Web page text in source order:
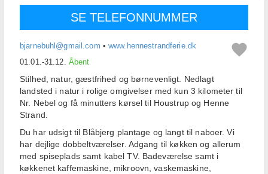
SE TELEFONNUMMER
bjarnebuhl@gmail.com •www.hennestrandferie.dk
01.01.-31.12. Åbent
Stilhed, natur, gæstfrihed og børnevenligt. Nedlagt
landsted i natur i rolige omgivelser med kun 3 kilometer til
Nr. Nebel og få minutters kørsel til Houstrup og Henne
Strand.
Du har udsigt til Blåbjerg plantage og langt til naboer.Vi
har dejlige dobbeltværelser. Adgang til køkken og allerum
med spiseplads samt kabel TV. Badeværelse samt i
køkkenet kaffemaskine, mikroovn, vaskemaskine,